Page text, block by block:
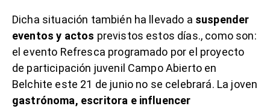
Dicha situación también ha llevado a suspender
eventos y actos previstos estos días., como son:
el evento Refresca programado por el proyecto
de participación juvenil Campo Abierto en
Belchite este 21 de junio no se celebrará. La joven
gastrónoma, escritora e influencer